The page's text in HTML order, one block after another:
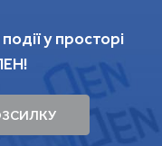
у просторі